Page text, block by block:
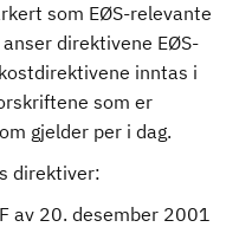
som EØS-relevante
anser direktivene EØS-
inntas i
som er
gjelder per i dag.
direktiver:
av 20. desember 2001